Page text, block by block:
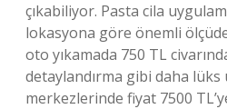
çıkabiliyor. Pasta cila
lokasyona göre önemli
oto yıkamada 750 TL
detaylandırma gibi daha lüks
merkezlerinde fiyat 7500